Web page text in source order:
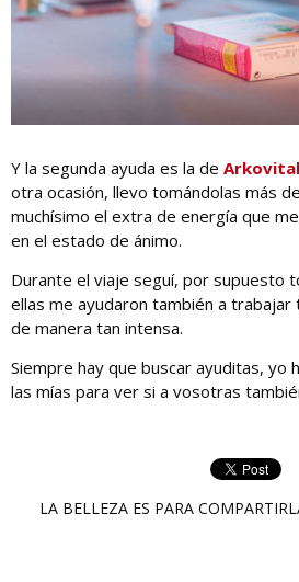
Y la segunda ayuda es la de Arkovital
otra ocasión, llevo tomándolas más
muchísimo el extra de energía que
en el estado de ánimo.
Durante el viaje seguí, por supuesto
ellas me ayudaron también a
de manera tan intensa.
Siempre hay que buscar ayuditas, yo
las mías para ver si a vosotras
LA BELLEZA ES PARA